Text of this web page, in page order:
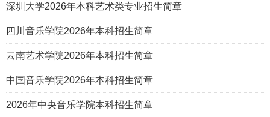
深圳大学2026年本科艺术类专业招生简章
四川音乐学院2026年本科招生简章
云南艺术学院2026年本科招生简章
中国音乐学院2026年本科招生简章
2026年中央音乐学院本科招生简章